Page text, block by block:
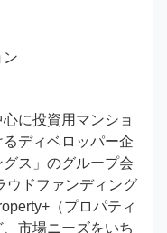
ン
に投資⽤マンショ
ディベロッパー企
ス」のグループ会
ウドファンディング
（プロパティ
市場ニーズをいち